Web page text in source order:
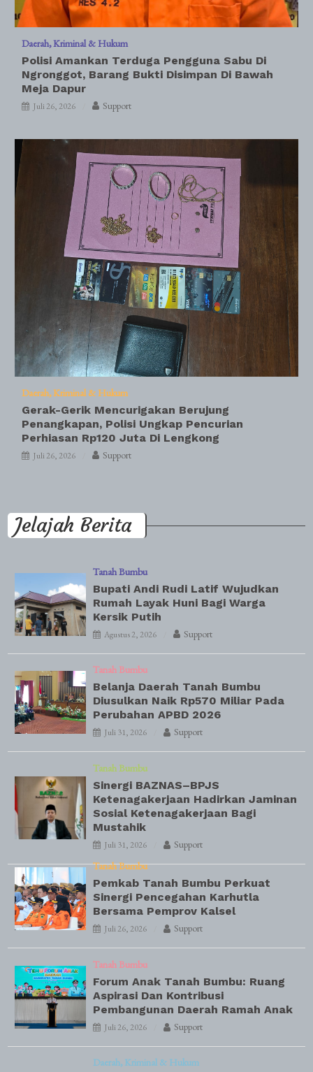
Daerah Kriminal & Hukum
Polisi Amankan Terduga Pengguna Sabu Di
Ngronggot, Barang Bukti Disimpan Di Bawah
Meja Dapur
Juli 26, 2026 Support
Daerah Kriminal & Hukum
Gerak-Gerik Mencurigakan Berujung
Penangkapan, Polisi Ungkap Pencurian
Perhiasan Rp120 Juta Di Lengkong
Juli 26, 2026 Support
Jelajah Berita
Tanah Bumbu
Bupati Andi Rudi Latif Wujudkan
Rumah Layak Huni Bagi Warga
Kersik Putih
Agustus 2, 2026 Support
Tanah Bumbu
Belanja Daerah Tanah Bumbu
Diusulkan Naik Rp570 Miliar Pada
Perubahan APBD 2026
Juli 31, 2026 Support
Tanah Bumbu
Sinergi BAZNAS–BPJS
Ketenagakerjaan Hadirkan Jaminan
Sosial Ketenagakerjaan Bagi
Mustahik
Juli 31, 2026
Support
Tanah Bumbu
Pemkab Tanah Bumbu Perkuat
Sinergi Pencegahan Karhutla
Bersama Pemprov Kalsel
Juli 26, 2026 Support
Tanah Bumbu
Forum Anak Tanah Bumbu: Ruang
Aspirasi Dan Kontribusi
Pembangunan Daerah Ramah Anak
Juli 26, 2026 Support
Daerah Kriminal & Hukum